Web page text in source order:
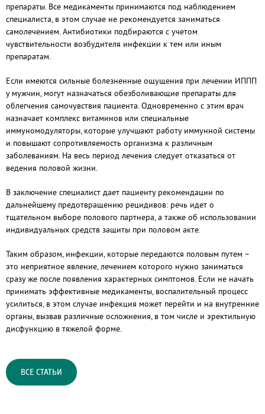
препараты. Все медикаменты принимаются под наблюдением
специалиста, в этом случае не рекомендуется заниматься
самолечением. Антибиотики подбираются с учетом
чувствительности возбудителя инфекции к тем или иным
препаратам.
Если имеются сильные болезненные ощущения при лечении ИППП
у мужчин, могут назначаться обезболивающие препараты для
облегчения самочувствия пациента. Одновременно с этим врач
назначает комплекс витаминов или специальные
иммуномодуляторы, которые улучшают работу иммунной системы
и повышают сопротивляемость организма к различным
заболеваниям. На весь период лечения следует отказаться от
ведения половой жизни.
В заключение специалист дает пациенту рекомендации по
дальнейшему предотвращению рецидивов: речь идет о
тщательном выборе полового партнера, а также об использовании
индивидуальных средств защиты при половом акте.
Таким образом, инфекции, которые передаются половым путем –
это неприятное явление, лечением которого нужно заниматься
сразу же после появления характерных симптомов. Если не начать
принимать эффективные медикаменты, воспалительный процесс
усилиться, в этом случае инфекция может перейти и на внутренние
органы, вызвав различные осложнения, в том числе и эректильную
дисфункцию в тяжелой форме.
ВСЕ СТАТЬИ